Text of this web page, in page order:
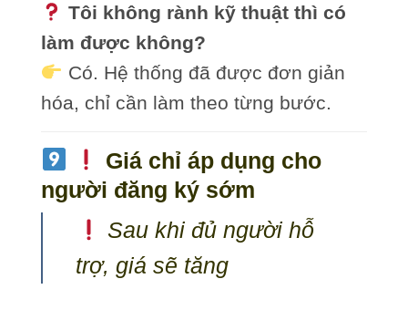
Tôi không rành kỹ thuật thì có
làm được không?
Có. Hệ thống đã được đơn giản
hóa, chỉ cần làm theo từng bước.
Giá chỉ áp dụng cho
người đăng ký sớm
Sau khi đủ người hỗ
trợ, giá sẽ tăng